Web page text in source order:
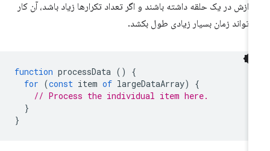
در یک حلقه داشته باشند و اگر تعداد تکرارها زیاد باشد، آن کار
زمان بسیار زیادی طول بکشد.
function processData ()
for (const item of largeDataArray
// Process the individual item here.